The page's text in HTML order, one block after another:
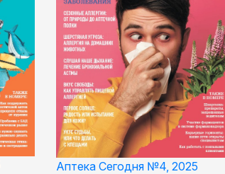
Аптека Сегодня №4, 2025